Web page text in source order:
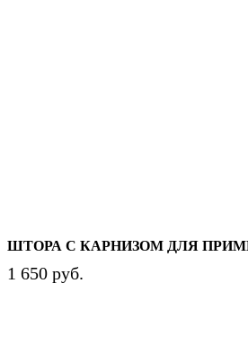
ШТОРА С КАРНИЗОМ ДЛЯ
1 650 руб.